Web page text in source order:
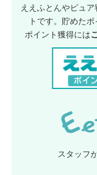
ええふとんやピュ
トです。貯めた
ポイント獲得には
スタッフ